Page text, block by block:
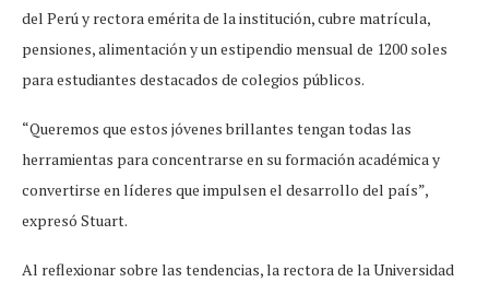
del Perú y rectora emérita de la institución, cubre matrícula,
pensiones, alimentación y un estipendio mensual de 1200 soles
para estudiantes destacados de colegios públicos.
“Queremos que estos jóvenes brillantes tengan todas las
herramientas para concentrarse en su formación académica y
convertirse en líderes que impulsen el desarrollo del país”,
expresó Stuart.
Al reflexionar sobre las tendencias, la rectora de la Universidad